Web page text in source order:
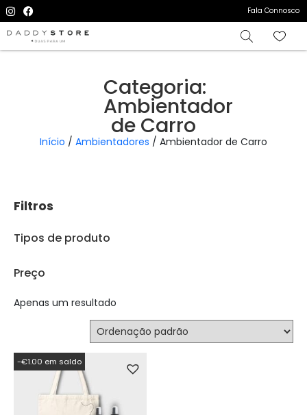
Fala Connosco
Categoria:
Ambientador
de Carro
Início / Ambientadores / Ambientador de Carro
Filtros
Tipos de produto
Preço
Apenas um resultado
-€1.00 em saldo